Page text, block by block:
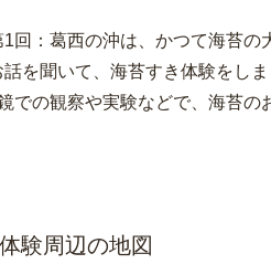
1回：葛西の沖は、かつて海苔の
を聞いて、海苔すき体験をしま
での観察や実験などで、海苔の
験周辺の地図